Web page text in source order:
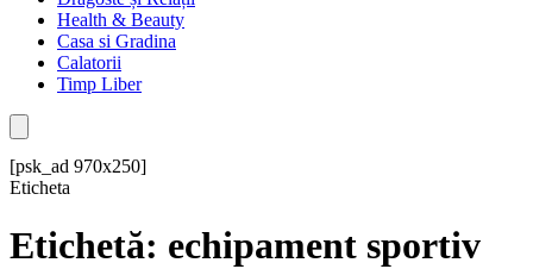
Health & Beauty
Casa si Gradina
Calatorii
Timp Liber
[psk_ad 970x250]
Eticheta
Etichetă: echipament sportiv